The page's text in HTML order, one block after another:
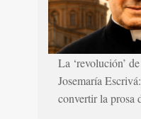
La ‘revolución’
Josemaría
convertir la prosa